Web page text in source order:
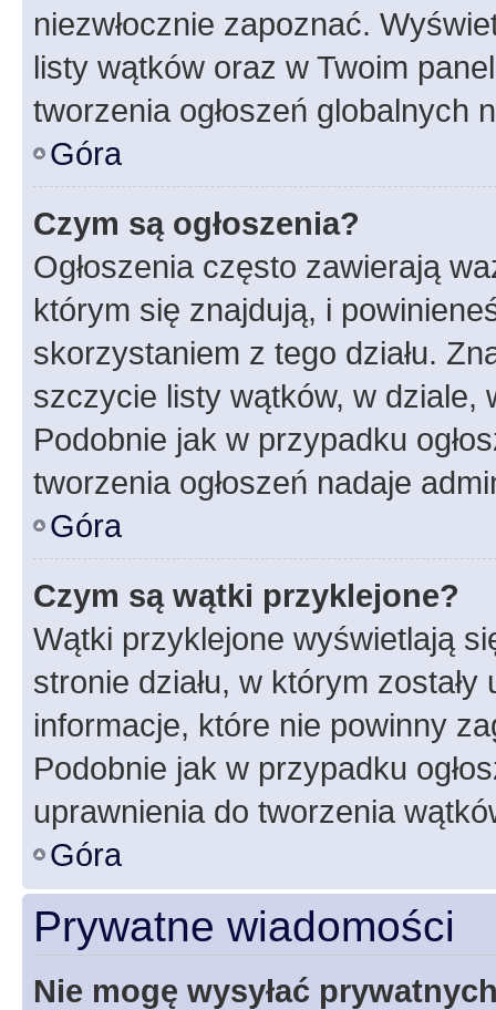
niezwłocznie zapoznać.
listy wątków oraz w Twoim
tworzenia ogłoszeń globalnych
Góra
Czym są ogłoszenia?
Ogłoszenia często zawierają
którym się znajdują, i
skorzystaniem z tego działu.
szczycie listy wątków, w dziale,
Podobnie jak w przypadku
tworzenia ogłoszeń nadaje
Góra
Czym są wątki przyklejone?
Wątki przyklejone wyświetlają
stronie działu, w którym
informacje, które nie powinny
Podobnie jak w przypadku
uprawnienia do tworzenia
Góra
Prywatne wiadomości
Nie mogę wysyłać